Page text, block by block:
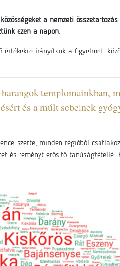
a nemzeti
ezen a napon.
irányítsuk a figyelmet:
templomainkban,
és a múlt sebeinek
szerte, minden régióból
reményt erősítő tanúságtétellé.